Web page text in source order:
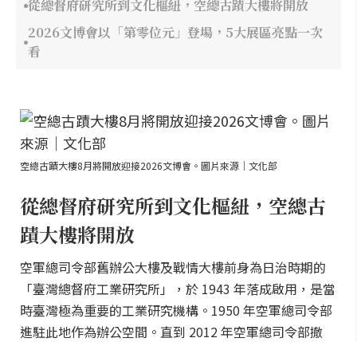
從總督府研究所到文化樞紐，空總古蹟大樓將開放
2026文博會以「第零位元」登場，5大展區亮點一次
看
空總古蹟大樓8月將開放迎接2026文博會。圖片來源｜文化部
從總督府研究所到文化樞紐，空總古
蹟大樓將開放
空軍總司令部舊辦公大樓及戰情大樓前身為日治時期的
「臺灣總督府工業研究所」，於 1943 年落成啟用，是當
時臺灣極為重要的工業研究機構。1950 年空軍總司令部
進駐此地作為辦公空間。直到 2012 年空軍總司令部撤